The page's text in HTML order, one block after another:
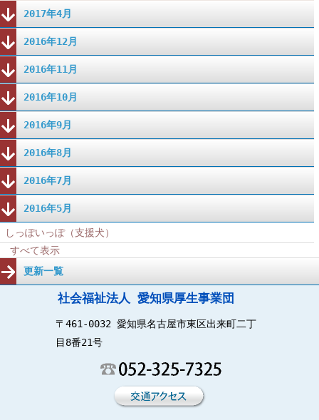
2017年4月
2016年12月
2016年11月
2016年10月
2016年9月
2016年8月
2016年7月
2016年5月
しっぽいっぽ（支援犬）
すべて表示
更新一覧
社会福祉法人 愛知県厚生事業団
〒461-0032 愛知県名古屋市東区出来町二丁
目8番21号